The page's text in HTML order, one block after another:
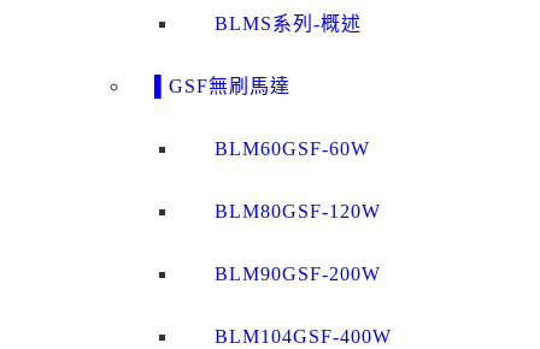
BLMS系列-概述
▌GSF無刷馬達
BLM60GSF-60W
BLM80GSF-120W
BLM90GSF-200W
BLM104GSF-400W